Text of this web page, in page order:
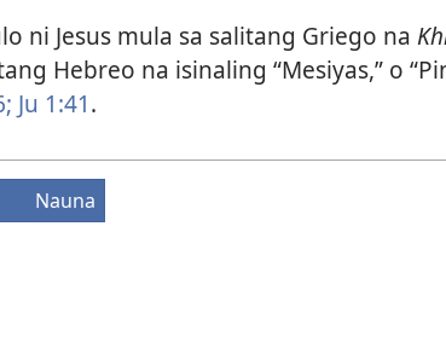
ni Jesus mula sa salitang Griego na
Hebreo na isinaling “Mesiyas,” o
Ju 1:41.
Nauna